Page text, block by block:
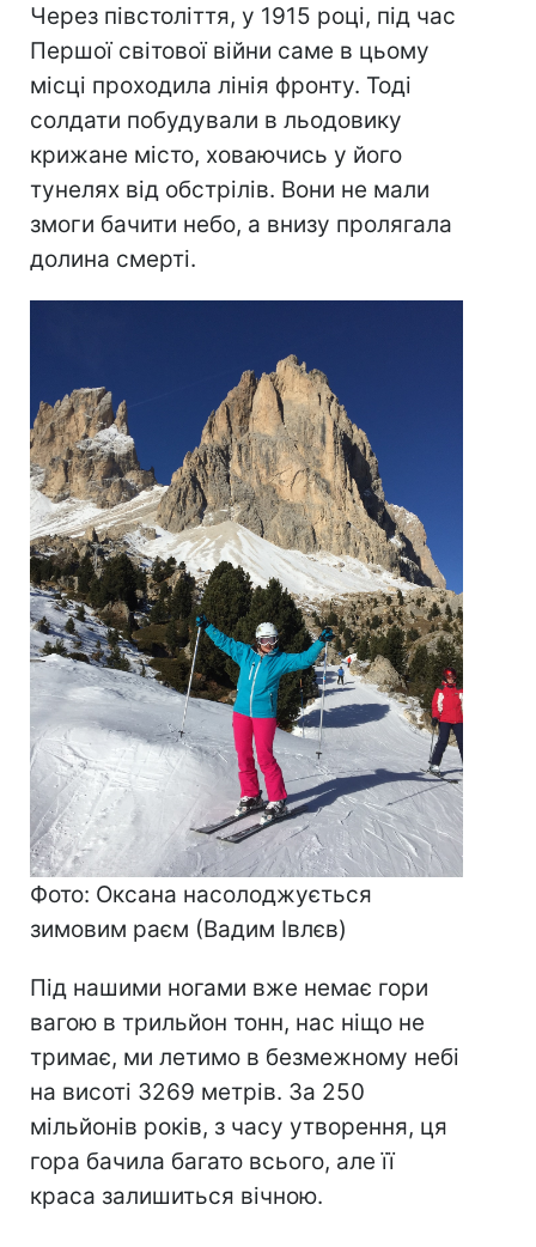
Через півстоліття, у 1915 році, під час
Першої світової війни саме в цьому
місці проходила лінія фронту. Тоді
солдати побудували в льодовику
крижане місто, ховаючись у його
тунелях від обстрілів. Вони не мали
змоги бачити небо, а внизу пролягала
долина смерті.
Фото: Оксана насолоджується
зимовим раєм (Вадим Івлєв)
Під нашими ногами вже немає гори
вагою в трильйон тонн, нас ніщо не
тримає, ми летимо в безмежному небі
на висоті 3269 метрів. За 250
мільйонів років, з часу утворення, ця
гора бачила багато всього, але її
краса залишиться вічною.